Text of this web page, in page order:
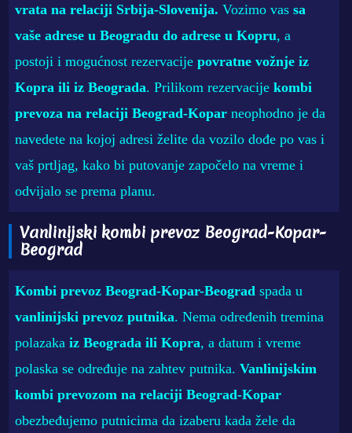
vrata na relaciji Srbija-Slovenija. Vozimo vassa
vaše adrese u Beogradu do adrese u Kopru, a
postoji i mogućnost rezervacijepovratne vožnje iz
Kopra ili iz Beograda. Prilikom rezervacijekombi
prevoza na relaciji Beograd-Kopar neophodno je da
navedete na kojoj adresi želite da vozilo dođe po vas i
vaš prtljag, kako bi putovanje započelo na vreme i
odvijalo se prema planu.
Vanlinijski kombi prevoz Beograd-Kopar-
Beograd
Kombi prevoz Beograd-Kopar-Beograd spada u
vanlinijski prevoz putnika. Nema određenih tremina
polazakaiz Beograda ili Kopra, a datum i vreme
polaska se određuje na zahtev putnika.Vanlinijskim
kombi prevozom na relaciji Beograd-Kopar
obezbeđujemo putnicima da izaberu kada žele da